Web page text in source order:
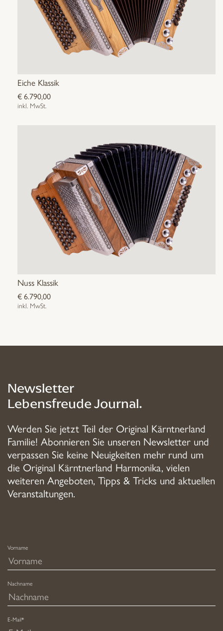
Eiche Klassik
€6.790,00
inkl. MwSt.
Nuss Klassik
€6.790,00
inkl. MwSt.
Newsletter
Lebensfreude Journal.
Werden Sie jetzt Teil der Original Kärntnerland
Familie! Abonnieren Sie unseren Newsletter und
verpassen Sie keine Neuigkeiten mehr rund um
die Original Kärntnerland Harmonika, vielen
weiteren Angeboten, Tipps & Tricks und aktuellen
Veranstaltungen.
Vorname
Nachname
E-Mail*